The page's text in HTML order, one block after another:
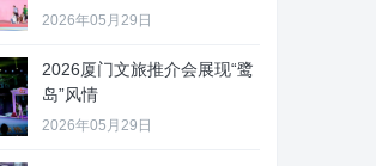
2026年05月29日
2026厦门文旅推介会展现“鹭
岛”风情
2026年05月29日